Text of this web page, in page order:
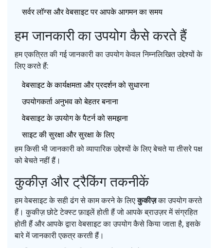
सर्वर लॉग्स और वेबसाइट पर आपके आगमन का समय
हम जानकारी का उपयोग कैसे करते हैं
हम एकत्रित की गई जानकारी का उपयोग केवल निम्नलिखित उद्देश्यों के
लिए करते हैं:
वेबसाइट के कार्यक्षमता और प्रदर्शन को सुधारना
उपयोगकर्ता अनुभव को बेहतर बनाना
वेबसाइट के उपयोग के पैटर्न को समझना
साइट की सुरक्षा और सुरक्षा के लिए
हम किसी भी जानकारी को व्यापारिक उद्देश्यों के लिए बेचते या तीसरे पक्ष
को बेचते नहीं हैं।
कुकीज़ और ट्रैकिंग तकनीकें
हम वेबसाइट के सही ढंग से काम करने के लिएकुकीज़का उपयोग करते
हैं। कुकीज़ छोटे टेक्स्ट फ़ाइलें होती हैं जो आपके ब्राउज़र में संग्रहित
होती हैं और आपके द्वारा वेबसाइट का उपयोग कैसे किया जाता है, इसके
बारे में जानकारी एकत्र करती हैं।